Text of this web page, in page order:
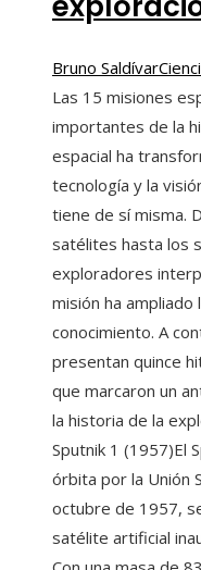
Bruno Saldívar
Las 15 misiones
importantes de la
espacial ha
tecnología y la
tiene de sí misma.
satélites hasta los
exploradores
misión ha ampliado
conocimiento. A
presentan quince
que marcaron un
la historia de la
Sputnik 1 (1957)El
órbita por la Unión
octubre de 1957,
satélite artificial